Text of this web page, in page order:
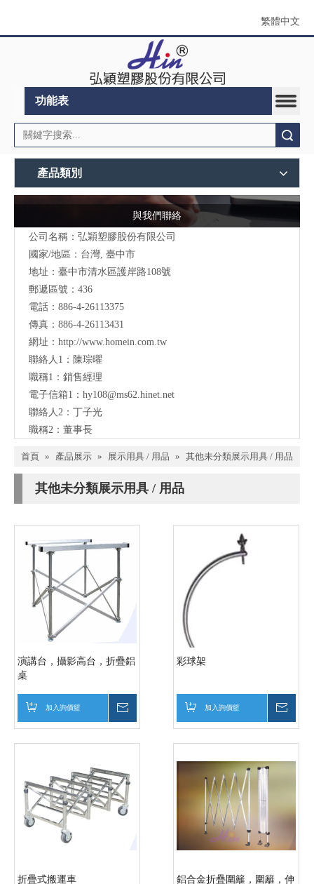
繁體中文
功能表
產品類別
與我們聯絡
公司名稱：弘穎塑膠股份有限公司
國家/地區：台灣, 臺中市
地址：臺中市清水區護岸路108號
郵遞區號：436
電話：886-4-26113375
傳真：886-4-26113431
網址： http://www.homein.com.tw
聯絡人1：陳琮曜
職稱1：銷售經理
電子信箱1： hy108@ms62.hinet.net
聯絡人2：丁子光
職稱2：董事長
首頁 » 產品展示 » 展示用具 / 用品 » 其他未分類展示用具 / 用品
其他未分類展示用具 / 用品
演講台，攝影高台，折疊鋁
桌
加入詢價籃
彩球架
加入詢價籃
折疊式搬運車
鋁合金折疊圍籬，圍籬，伸